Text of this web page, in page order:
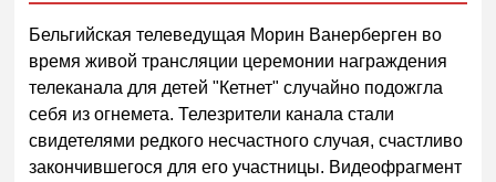
Бельгийская телеведущая Морин Ванерберген во
время живой трансляции церемонии награждения
телеканала для детей "Кетнет" случайно подожгла
себя из огнемета. Телезрители канала стали
свидетелями редкого несчастного случая, счастливо
закончившегося для его участницы. Видеофрагмент